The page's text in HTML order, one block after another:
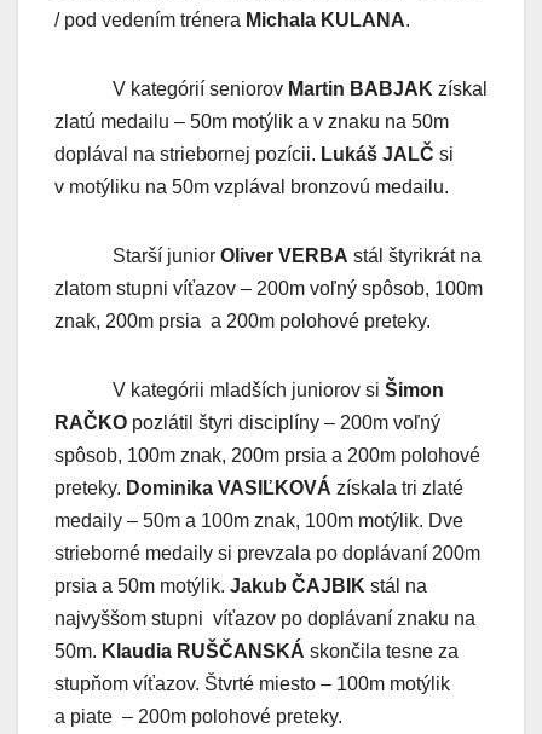
/ pod vedením trénera Michala KULANA.
V kategórií seniorov Martin BABJAK získal
zlatú medailu – 50m motýlik a v znaku na 50m
doplával na striebornej pozícii. Lukáš JALČ si
v motýliku na 50m vzplával bronzovú medailu.
Starší junior Oliver VERBA stál štyrikrát na
zlatom stupni víťazov – 200m voľný spôsob, 100m
znak, 200m prsia a 200m polohové preteky.
V kategórii mladších juniorov si Šimon
RAČKO pozlátil štyri disciplíny – 200m voľný
spôsob, 100m znak, 200m prsia a 200m polohové
preteky. Dominika VASIĽKOVÁ získala tri zlaté
medaily – 50m a 100m znak, 100m motýlik. Dve
strieborné medaily si prevzala po doplávaní 200m
prsia a 50m motýlik. Jakub ČAJBIK stál na
najvyššom stupni víťazov po doplávaní znaku na
50m. Klaudia RUŠČANSKÁ skončila tesne za
stupňom víťazov. Štvrté miesto – 100m motýlik
a piate – 200m polohové preteky.